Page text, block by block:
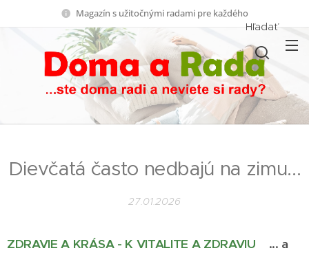
Magazín s užitočnými radami pre každého
Hľadať
Dievčatá často nedbajú na zimu...
27.01.2026
ZDRAVIE A KRÁSA - K VITALITE A ZDRAVIU
... a